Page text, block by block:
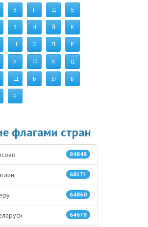
В Г Д Е
З И Й К
Н О П Р
У Ф Х Ц
Щ Ъ Ы Ь
Я
флагами стран
84848
68171
64860
64678